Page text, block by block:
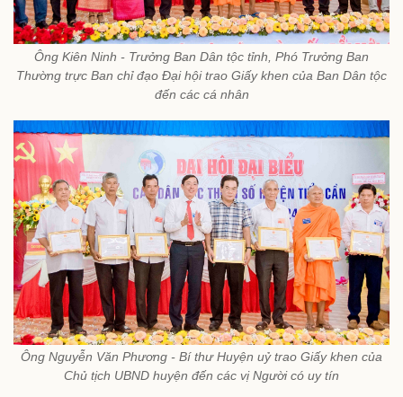
Ông Kiên Ninh - Trưởng Ban Dân tộc tỉnh, Phó Trưởng Ban
Thường trực Ban chỉ đạo Đại hội trao Giấy khen của Ban Dân tộc
đến các cá nhân
Ông Nguyễn Văn Phương - Bí thư Huyện uỷ trao Giấy khen của
Chủ tịch UBND huyện đến các vị Người có uy tín